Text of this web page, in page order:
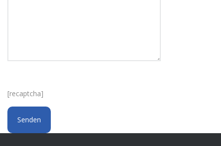
[recaptcha]